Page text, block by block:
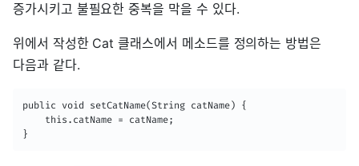
증가시키고 불필요한 중복을 막을 수 있다.
위에서 작성한 Cat 클래스에서 메소드를 정의하는 방법은
다음과 같다.
public void setCatName(String catName) {
}